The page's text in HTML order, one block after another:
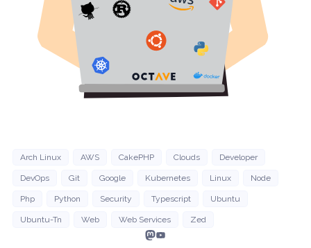
Arch Linux AWS CakePHP Clouds Developer
DevOps Git Google Kubernetes Linux Node
Php Python Security Typescript Ubuntu
Ubuntu-Tn Web Web Services Zed
Mastodon
YouTube